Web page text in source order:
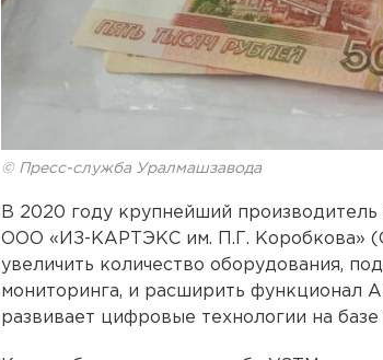
© Пресс-служба Уралмашзавода
В 2020 году крупнейший производитель
ООО «ИЗ-КАРТЭКС им. П.Г. Коробкова»
увеличить количество оборудования,
мониторинга, и расширить функционал
развивает цифровые технологии на базе